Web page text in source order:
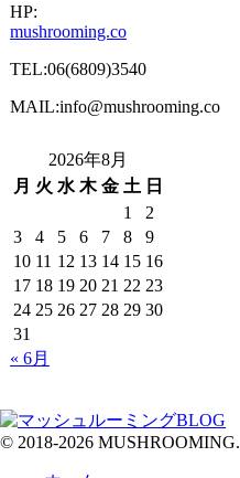
HP:
mushrooming.co
TEL:06(6809)3540
MAIL:info@mushrooming.co
2026年8月
月 火 水 木 金 土 日
1
2
3
4 5 6 7 8
9
10 11 12 13 14 15 16
17 18 19 20 21 22 23
24 25 26 27 28 29 30
31
« 6月
© 2018-2026 MUSHROOMING.